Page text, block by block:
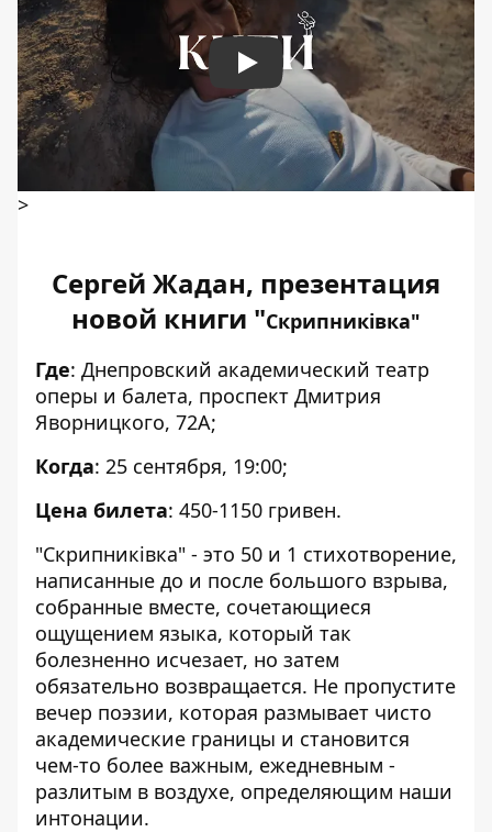
Play
>
Сергей Жадан, презентация
новой книги "Скрипниківка"
Где: Днепровский академический театр
оперы и балета, проспект Дмитрия
Яворницкого, 72А;
Когда: 25 сентября, 19:00;
Цена билета: 450-1150 гривен.
"Скрипниківка" - это 50 и 1 стихотворение,
написанные до и после большого взрыва,
собранные вместе, сочетающиеся
ощущением языка, который так
болезненно исчезает, но затем
обязательно возвращается. Не пропустите
вечер поэзии, которая размывает чисто
академические границы и становится
чем-то более важным, ежедневным -
разлитым в воздухе, определяющим наши
интонации.